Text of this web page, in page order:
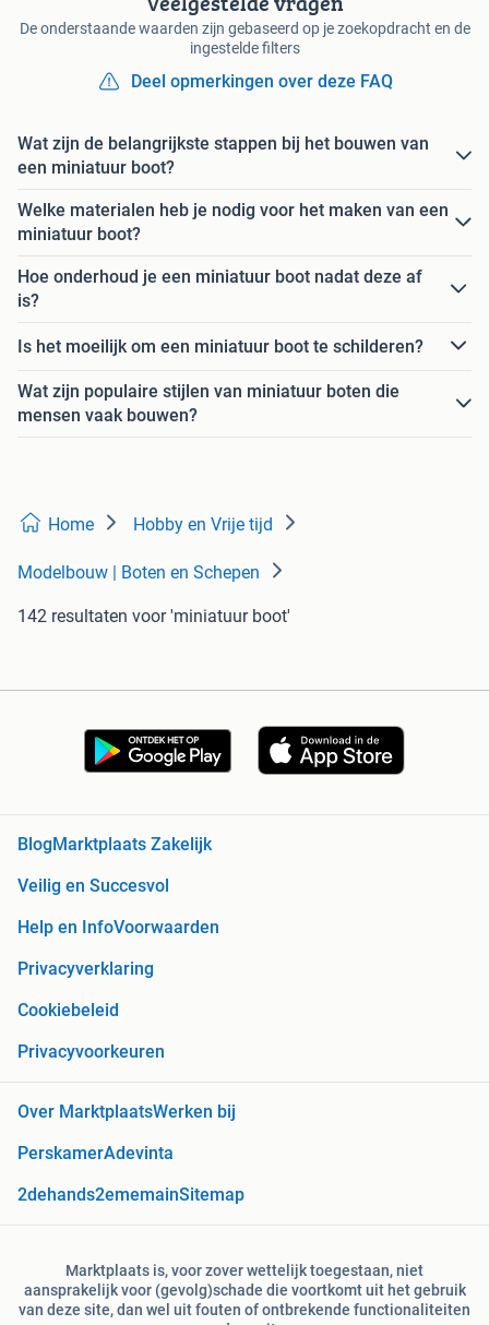
De onderstaande waarden zijn gebaseerd op je zoekopdracht en de
ingestelde filters
Deel opmerkingen over deze FAQ
Wat zijn de belangrijkste stappen bij het bouwen van
een miniatuur boot?
Welke materialen heb je nodig voor het maken van een
miniatuur boot?
Hoe onderhoud je een miniatuur boot nadat deze af
is?
Is het moeilijk om een miniatuur boot te schilderen?
Wat zijn populaire stijlen van miniatuur boten die
mensen vaak bouwen?
Home Hobby en Vrije tijd
Modelbouw | Boten en Schepen
142 resultaten voor 'miniatuur boot'
BlogMarktplaats Zakelijk
Veilig en Succesvol
Help en InfoVoorwaarden
Privacyverklaring
Cookiebeleid
Privacyvoorkeuren
Over MarktplaatsWerken bij
PerskamerAdevinta
2dehands2ememainSitemap
Marktplaats is, voor zover wettelijk toegestaan, niet
aansprakelijk voor (gevolg)schade die voortkomt uit het gebruik
van deze site, dan wel uit fouten of ontbrekende functionaliteiten